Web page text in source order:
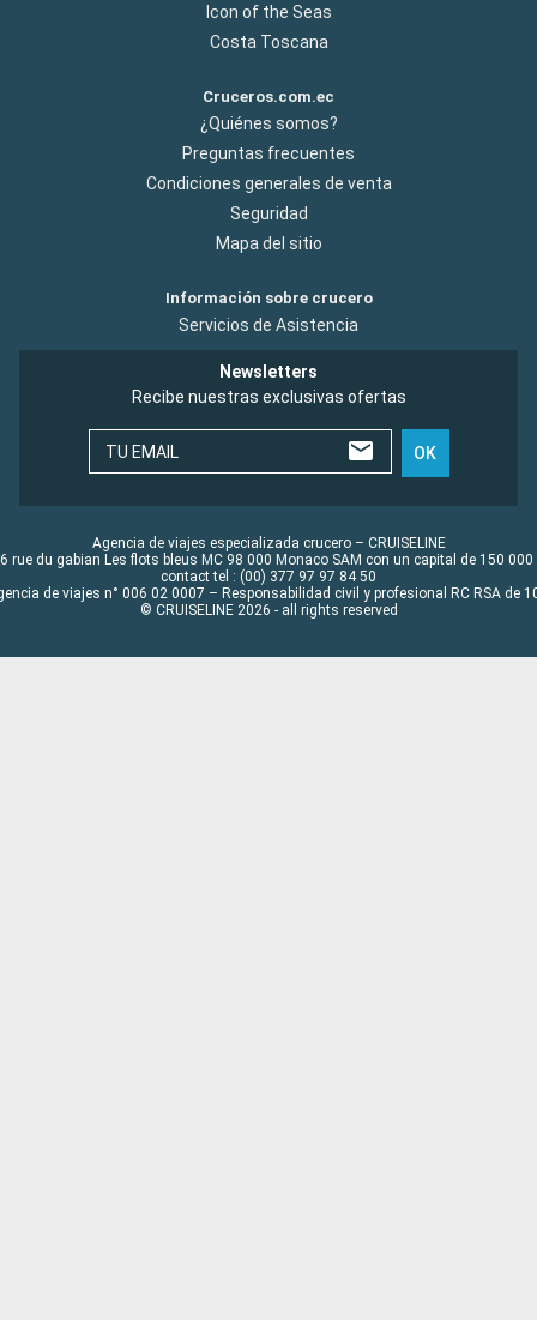
Icon of the Seas
Costa Toscana
Cruceros.com.ec
¿Quiénes somos?
Preguntas frecuentes
Condiciones generales de venta
Seguridad
Mapa del sitio
Información sobre crucero
Servicios de Asistencia
Newsletters
Recibe nuestras exclusivas ofertas
TU EMAIL OK
Agencia de viajes especializada crucero – CRUISELINE
rue du gabian Les flots bleus MC 98 000 Monaco SAM con un capital de 150 000
contact tel : (00) 377 97 97 84 50
de viajes n° 006 02 0007 – Responsabilidad civil y profesional RC RSA de
© CRUISELINE 2026 - all rights reserved